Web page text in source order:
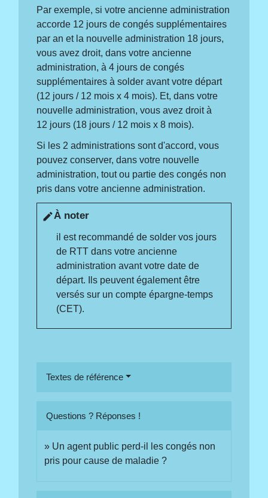
Par exemple, si votre ancienne administration
accorde 12 jours de congés supplémentaires
par an et la nouvelle administration 18 jours,
vous avez droit, dans votre ancienne
administration, à 4 jours de congés
supplémentaires à solder avant votre départ
(12 jours / 12 mois x 4 mois). Et, dans votre
nouvelle administration, vous avez droit à
12 jours (18 jours / 12 mois x 8 mois).
Si les 2 administrations sont d'accord, vous
pouvez conserver, dans votre nouvelle
administration, tout ou partie des congés non
pris dans votre ancienne administration.
editÀ noter
il est recommandé de solder vos jours
de RTT dans votre ancienne
administration avant votre date de
départ. Ils peuvent également être
versés sur un compte épargne-temps
(CET).
Textes de référence
Questions ? Réponses !
Un agent public perd-il les congés non
pris pour cause de maladie ?